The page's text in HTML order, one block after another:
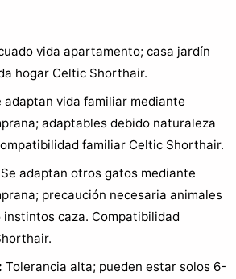
vida apartamento; casa jardín
hogar Celtic Shorthair.
adaptan vida familiar mediante
adaptables debido naturaleza
familiar Celtic Shorthair.
Se adaptan otros gatos mediante
precaución necesaria animales
instintos caza. Compatibilidad
Tolerancia alta; pueden estar solos 6-